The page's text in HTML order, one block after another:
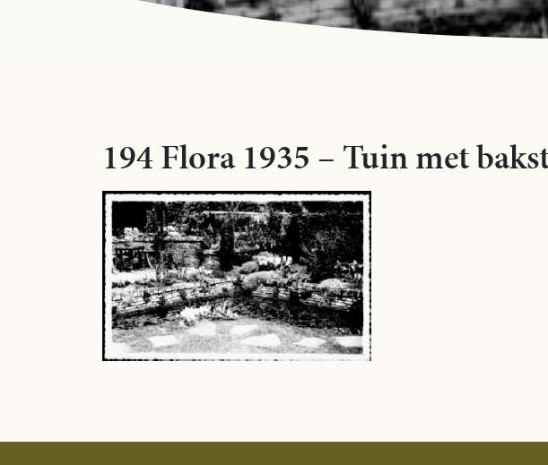
194 Flora 1935 – Tuin met